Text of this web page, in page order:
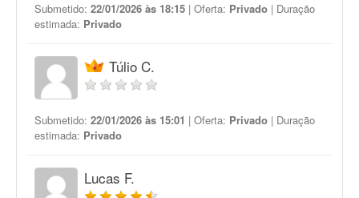
Submetido: 22/01/2026 às 18:15 | Oferta: Privado | Duração
estimada: Privado
Túlio C.
Submetido: 22/01/2026 às 15:01 | Oferta: Privado | Duração
estimada: Privado
Lucas F.